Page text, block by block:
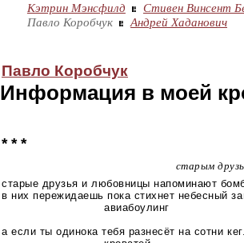
Кэтрин Мэнсфилд
Стивен Винсент
Павло Коробчук
Андрей Хаданович
Павло Коробчук
Информация в моей
* * *
старым
старые друзья и любовницы напоминают
в них пережидаешь пока стихнет небесный
авиабоулинг
а если ты одинока тебя разнесёт на сотни